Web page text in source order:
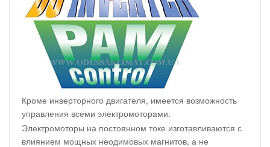
Кроме инверторного двигателя, имеется возможность
управления всеми электромоторами.
Электромоторы на постоянном токе изготавливаются с
влиянием мощных неодимовых магнитов, а не